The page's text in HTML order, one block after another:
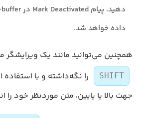
داده خواهد شد.
همچنین می‌توانید مانند یک ویرایشگر
SHIFT
را نگه‌داشته و با استفاده
جهت بالا یا پایین، متن موردنظر خود را